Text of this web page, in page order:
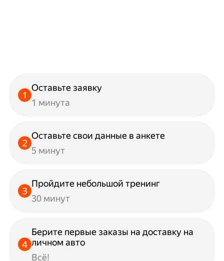
Оставьте заявку
1 минута
Оставьте свои данные в анкете
5 минут
Пройдите небольшой тренинг
30 минут
Берите первые заказы на доставку на
личном авто
Всё!